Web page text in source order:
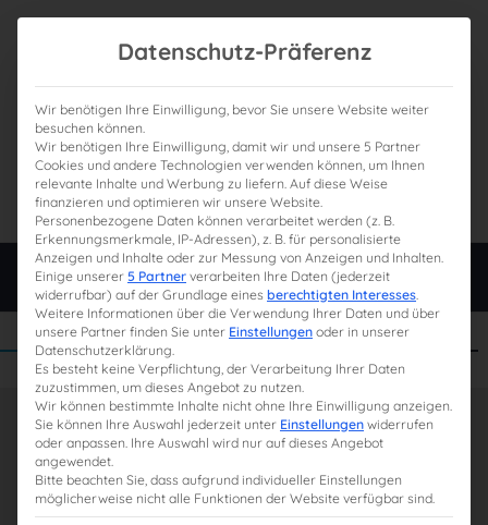
0
Gesamtpreis
0,00 €
Datenschutz-Präferenz
Wir benötigen Ihre Einwilligung, bevor Sie unsere Website weiter
besuchen können.
Wir benötigen Ihre Einwilligung, damit wir und unsere 5 Partner
Cookies und andere Technologien verwenden können, um Ihnen
relevante Inhalte und Werbung zu liefern. Auf diese Weise
finanzieren und optimieren wir unsere Website.
Personenbezogene Daten können verarbeitet werden (z. B.
Erkennungsmerkmale, IP-Adressen), z. B. für personalisierte
Anzeigen und Inhalte oder zur Messung von Anzeigen und Inhalten.
Einige unserer 5 Partner verarbeiten Ihre Daten (jederzeit
widerrufbar) auf der Grundlage eines berechtigten Interesses.
Weitere Informationen über die Verwendung Ihrer Daten und über
unsere Partner finden Sie unter Einstellungen oder in unserer
Datenschutzerklärung.
Es besteht keine Verpflichtung, der Verarbeitung Ihrer Daten
zuzustimmen, um dieses Angebot zu nutzen.
Wir können bestimmte Inhalte nicht ohne Ihre Einwilligung anzeigen.
Sie können Ihre Auswahl jederzeit unter Einstellungen widerrufen
oder anpassen. Ihre Auswahl wird nur auf dieses Angebot
angewendet.
Bitte beachten Sie, dass aufgrund individueller Einstellungen
möglicherweise nicht alle Funktionen der Website verfügbar sind.